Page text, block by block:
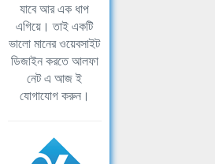
যাবে আর এক ধাপ
এগিয়ে। তাই একটি
ভালো মানের ওয়েবসাইট
ডিজাইন করতে আলফা
নেট এ আজ ই
যোগাযোগ করুন।